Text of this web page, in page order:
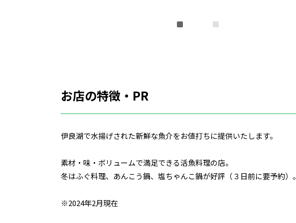
お店の特徴・PR
伊良湖で水揚げされた新鮮な魚介をお値打ちに提供いたします。
素材・味・ボリュームで満足できる活魚料理の店。
冬はふぐ料理、あんこう鍋、塩ちゃんこ鍋が好評（３日前に要予約）。
※2024年2月現在